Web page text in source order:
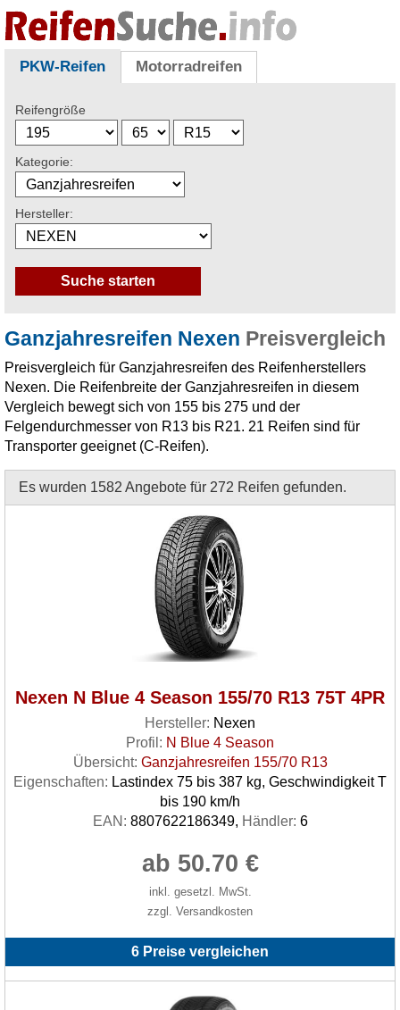
PKW-Reifen Motorradreifen
Reifengröße
Kategorie:
Hersteller:
Ganzjahresreifen Nexen Preisvergleich
Preisvergleich für Ganzjahresreifen des Reifenherstellers
Nexen. Die Reifenbreite der Ganzjahresreifen in diesem
Vergleich bewegt sich von 155 bis 275 und der
Felgendurchmesser von R13 bis R21. 21 Reifen sind für
Transporter geeignet (C-Reifen).
Es wurden 1582 Angebote für 272 Reifen gefunden.
Nexen N Blue 4 Season 155/70 R13 75T 4PR
Hersteller: Nexen
Profil: N Blue 4 Season
Übersicht: Ganzjahresreifen 155/70 R13
Eigenschaften: Lastindex 75 bis 387 kg, Geschwindigkeit T
bis 190 km/h
EAN: 8807622186349, Händler: 6
ab 50.70 €
inkl. gesetzl. MwSt.
zzgl. Versandkosten
6 Preise vergleichen